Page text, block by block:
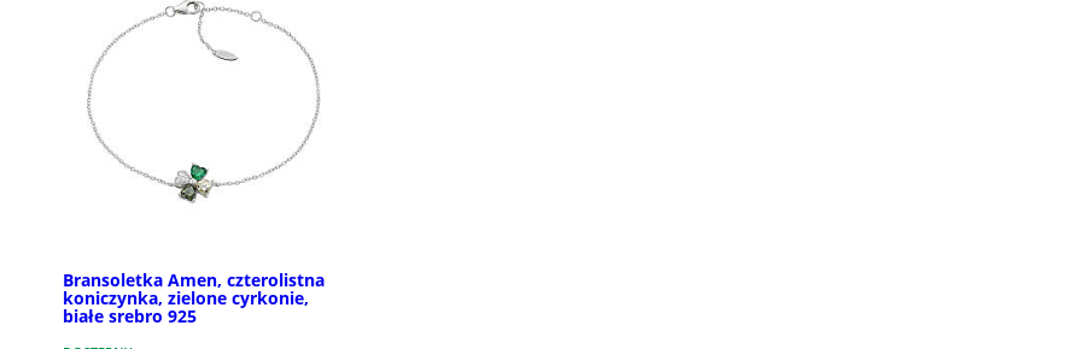
Bransoletka Amen, czterolistna
koniczynka, zielone cyrkonie,
białe srebro 925